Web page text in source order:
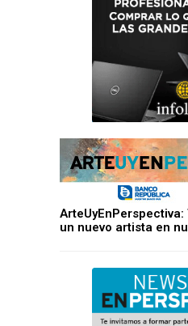
un nuevo artista en